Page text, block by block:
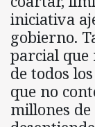
iniciativa
gobierno.
parcial que
de todos
que no
millones de